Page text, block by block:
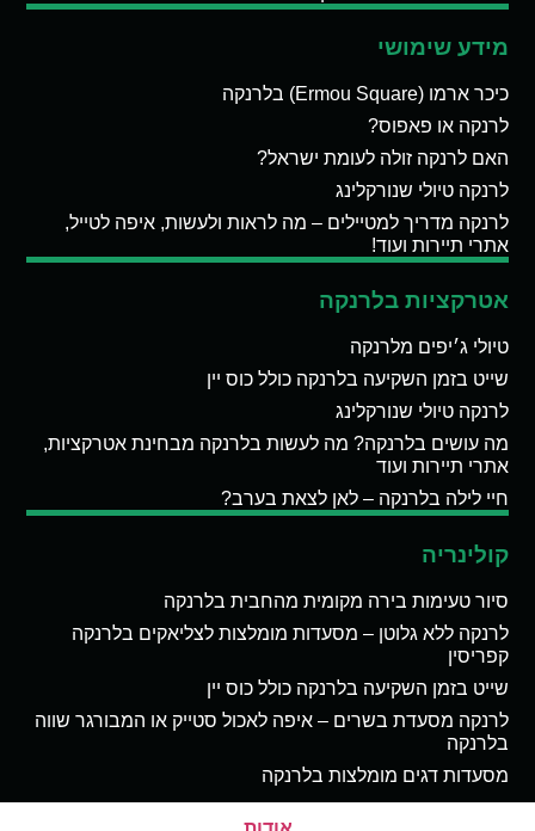
מידע שימושי
כיכר ארמו (Ermou Square) בלרנקה
לרנקה או פאפוס?
האם לרנקה זולה לעומת ישראל?
לרנקה טיולי שנורקלינג
לרנקה מדריך למטיילים – מה לראות ולעשות, איפה לטייל,
אתרי תיירות ועוד!
אטרקציות בלרנקה
טיולי ג׳יפים מלרנקה
שייט בזמן השקיעה בלרנקה כולל כוס יין
לרנקה טיולי שנורקלינג
מה עושים בלרנקה? מה לעשות בלרנקה מבחינת אטרקציות,
אתרי תיירות ועוד
חיי לילה בלרנקה – לאן לצאת בערב?
קולינריה
סיור טעימות בירה מקומית מהחבית בלרנקה
לרנקה ללא גלוטן – מסעדות מומלצות לצליאקים בלרנקה
קפריסין
שייט בזמן השקיעה בלרנקה כולל כוס יין
לרנקה מסעדת בשרים – איפה לאכול סטייק או המבורגר שווה
בלרנקה
מסעדות דגים מומלצות בלרנקה